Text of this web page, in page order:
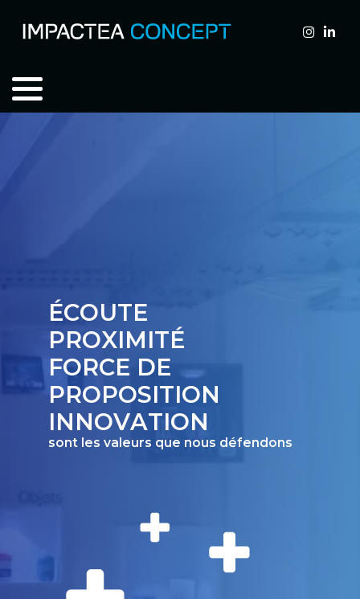
ÉCOUTE
PROXIMITÉ
FORCE DE
PROPOSITION
INNOVATION
sont les valeurs que nous défendons